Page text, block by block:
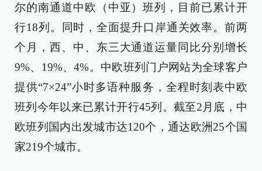
尔的南通道中欧（中亚）班列，目前已累计开
行18列。同时，全面提升口岸通关效率。前两
个月，西、中、东三大通道运量同比分别增长
9%、19%、4%。中欧班列门户网站为全球客户
提供“7×24”小时多语种服务，全程时刻表中欧
班列今年以来已累计开行45列。截至2月底，中
欧班列国内出发城市达120个，通达欧洲25个国
家219个城市。